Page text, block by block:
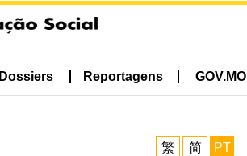
Dossiers Reportagens GOV.MO
繁 简 PT